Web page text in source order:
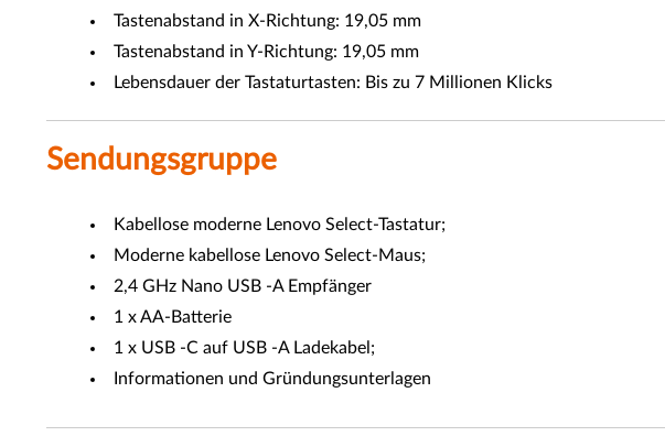
Tastenabstand in X-Richtung: 19,05 mm
Tastenabstand in Y-Richtung: 19,05 mm
Lebensdauer der Tastaturtasten: Bis zu 7 Millionen Klicks
Sendungsgruppe
Kabellose moderne Lenovo Select-Tastatur;
Moderne kabellose Lenovo Select-Maus;
2,4 GHz Nano USB -A Empfänger
1 x AA-Batterie
1 x USB -C auf USB -A Ladekabel;
Informationen und Gründungsunterlagen